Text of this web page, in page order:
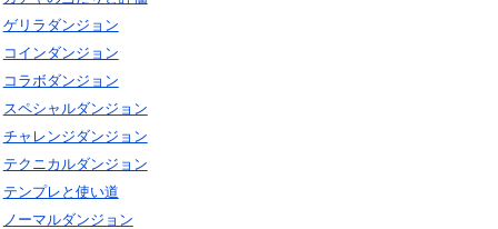
ゲリラダンジョン
コインダンジョン
コラボダンジョン
スペシャルダンジョン
チャレンジダンジョン
テクニカルダンジョン
テンプレと使い道
ノーマルダンジョン